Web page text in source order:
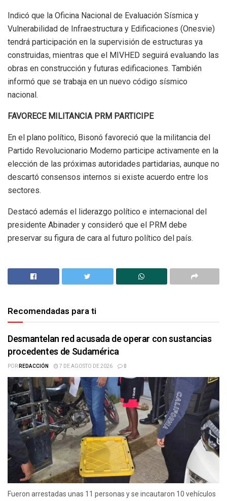
Indicó que la Oficina Nacional de Evaluación Sísmica y
Vulnerabilidad de Infraestructura y Edificaciones (Onesvie)
tendrá participación en la supervisión de estructuras ya
construidas, mientras que el MIVHED seguirá evaluando las
obras en construcción y futuras edificaciones. También
informó que se trabaja en un nuevo código sísmico
nacional.
FAVORECE MILITANCIA PRM PARTICIPE
En el plano político, Bisonó favoreció que la militancia del
Partido Revolucionario Moderno participe activamente en la
elección de las próximas autoridades partidarias, aunque no
descartó consensos internos si existe acuerdo entre los
sectores.
Destacó además el liderazgo político e internacional del
presidente Abinader y consideró que el PRM debe
preservar su figura de cara al futuro político del país.
Recomendadas para ti
Desmantelan red acusada de operar con sustancias
procedentes de Sudamérica
PORREDACCIÓN 7 DE AGOSTO DE 2026 0
Fueron arrestadas unas 11 personas y se incautaron 10 vehículos